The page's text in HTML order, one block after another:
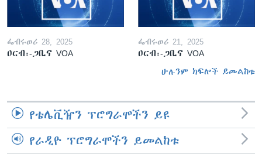
ፌብሩወሪ 28, 2025
ዐርብ፡-ጋቢና VOA
ፌብሩወሪ 21, 2025
ዐርብ፡-ጋቢና VOA
ሁሉንም ክፍሎች ይመልከቱ
የቴሌቪዥን ፕሮግራሞችን ይዩ
የራዲዮ ፕሮግራሞችን ይመልከቱ